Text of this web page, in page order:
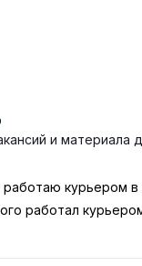
и материала
курьером в
работал